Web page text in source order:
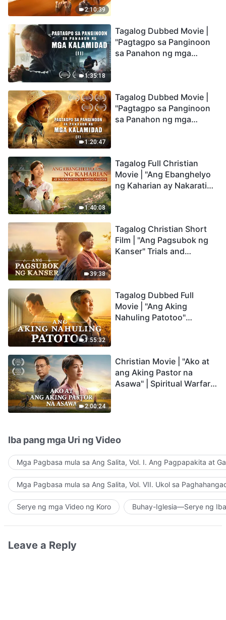
2:10:39
1:35:18
Tagalog Dubbed Movie |
"Pagtagpo sa Panginoon
sa Panahon ng mga
Tayo Makakapasok sa
Kaharian ng Diyos?
1:20:47
Tagalog Dubbed Movie |
"Pagtagpo sa Panginoon
sa Panahon ng mga
Sangkatauhan?
1:40:08
Tagalog Full Christian
Movie | "Ang Ebanghelyo
ng Kaharian ay Nakarating
39:38
Tagalog Christian Short
Film | "Ang Pagsubok ng
Kanser" Trials and
1:55:32
Tagalog Dubbed Full
Movie | "Ang Aking
Nahuling Patotoo"
2:00:24
Christian Movie | "Ako at
ang Aking Pastor na
Asawa" | Spiritual Warfare
Iba pang mga Uri ng Video
Mga Pagbasa mula sa Ang Salita, Vol. I. Ang Pagpapakita at
Mga Pagbasa mula sa Ang Salita, Vol. VII. Ukol sa
Serye ng mga Video ng Koro Buhay-Iglesia—Serye ng
Leave a Reply